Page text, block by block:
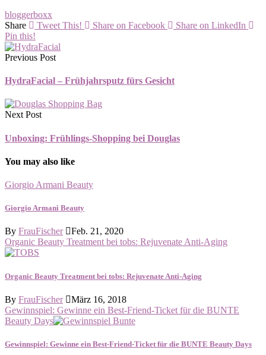
bloggerboxx
Share
Tweet This! Share on Facebook
Share on LinkedIn
Pin this!
Previous Post
HydraFacial – Frühjahrsputz fürs Gesicht
Next Post
Unboxing: Frühlings-Shopping bei Douglas
You may also like
Giorgio Armani Beauty
Giorgio Armani Beauty
By FrauFischer
Feb. 21, 2020
Organic Beauty Treatment bei tobs: Rejuvenate Anti-Aging
Organic Beauty Treatment bei tobs: Rejuvenate Anti-Aging
By FrauFischer
März 16, 2018
Gewinnspiel: Gewinne ein Best-Friend-Ticket für die BUNTE
Beauty Days
Gewinnspiel: Gewinne ein Best-Friend-Ticket für die BUNTE Beauty Days